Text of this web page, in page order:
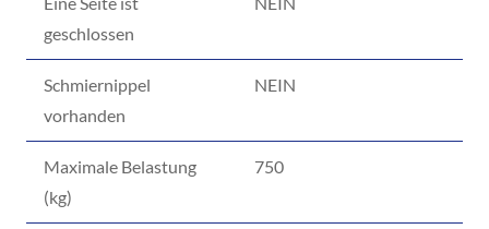
geschlossen
Schmiernippel
vorhanden
NEIN
Maximale Belastung
(kg)
750